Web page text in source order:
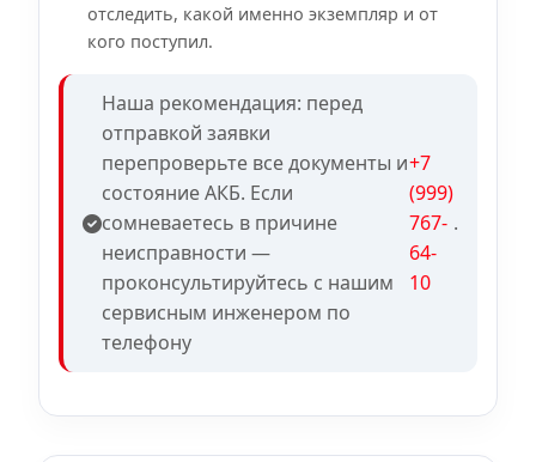
отследить, какой именно экземпляр и от
кого поступил.
Наша рекомендация: перед
отправкой заявки
перепроверьте все документы и
состояние АКБ. Если
сомневаетесь в причине
неисправности —
проконсультируйтесь с нашим
сервисным инженером по
телефону
+7
(999)
767-
64-
10
.